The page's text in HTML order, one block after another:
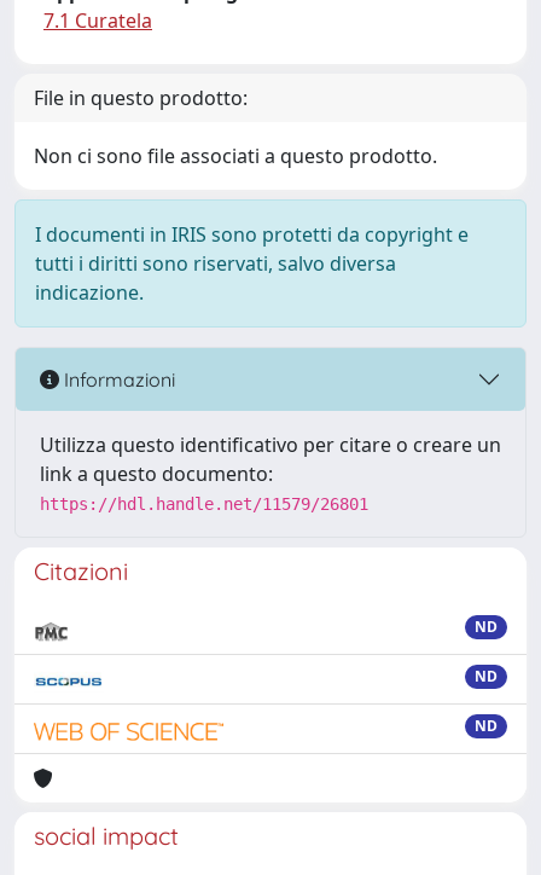
7.1 Curatela
File in questo prodotto:
Non ci sono file associati a questo prodotto.
I documenti in IRIS sono protetti da copyright e
tutti i diritti sono riservati, salvo diversa
indicazione.
Informazioni
Utilizza questo identificativo per citare o creare un
link a questo documento:
https://hdl.handle.net/11579/26801
Citazioni
ND
ND
ND
social impact